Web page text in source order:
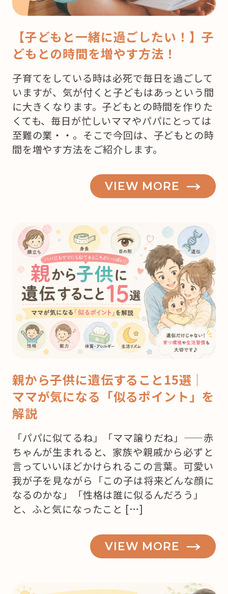
【子どもと一緒に過ごしたい！】子
どもとの時間を増やす方法！
子育てをしている時は必死で毎日を過ごして
いますが、気が付くと子どもはあっという間
に大きくなります。子どもとの時間を作りた
くても、毎日が忙しいママやパパにとっては
至難の業・・。そこで今回は、子どもとの時
間を増やす方法をご紹介します。
VIEW MORE
親から子供に遺伝すること15選｜
ママが気になる「似るポイント」を
解説
「パパに似てるね」「ママ譲りだね」——赤
ちゃんが生まれると、家族や親戚から必ずと
言っていいほどかけられるこの言葉。可愛い
我が子を見ながら「この子は将来どんな顔に
なるのかな」「性格は誰に似るんだろう」
と、ふと気になったこと […]
VIEW MORE